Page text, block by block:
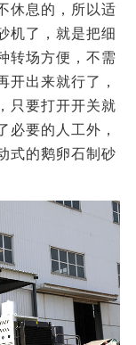
休息的，所以适
机了，就是把细
转场方便，不需
开出来就行了，
只要打开开关就
必要的人工外，
式的鹅卵石制砂